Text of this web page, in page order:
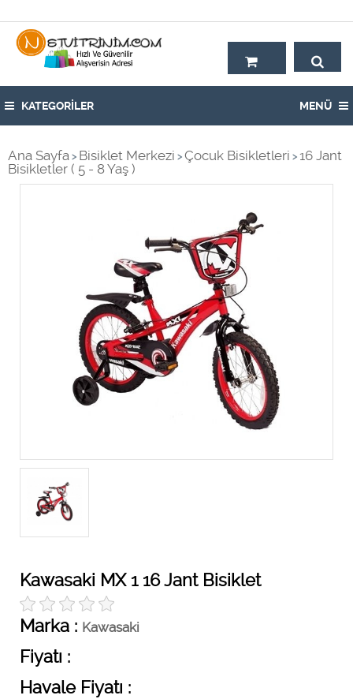
KATEGORİLER MENÜ
Ana Sayfa > Bisiklet Merkezi > Çocuk Bisikletleri > 16 Jant
Bisikletler ( 5 - 8 Yaş )
Kawasaki MX 1 16 Jant Bisiklet
Marka : Kawasaki
Fiyatı :
Havale Fiyatı :